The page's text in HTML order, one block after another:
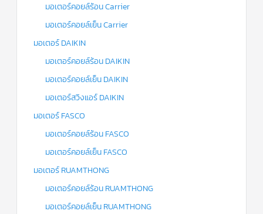
มอเตอร์คอยล์ร้อน Carrier
มอเตอร์คอยล์เย็น Carrier
มอเตอร์ DAIKIN
มอเตอร์คอยล์ร้อน DAIKIN
มอเตอร์คอยล์เย็น DAIKIN
มอเตอร์สวิงแอร์ DAIKIN
มอเตอร์ FASCO
มอเตอร์คอยล์ร้อน FASCO
มอเตอร์คอยล์เย็น FASCO
มอเตอร์ RUAMTHONG
มอเตอร์คอยล์ร้อน RUAMTHONG
มอเตอร์คอยล์เย็น RUAMTHONG